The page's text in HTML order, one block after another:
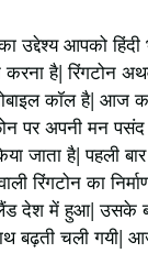
उद्देश्य आपको हिंदी
करना है| रिंगटोन
कॉल है| आज
पर अपनी मन पसंद
जाता है| पहली बार
रिंगटोन का
देश में हुआ| उसके
बढ़ती चली गयी|